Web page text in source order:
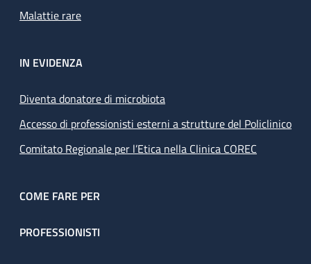
Malattie rare
IN EVIDENZA
Diventa donatore di microbiota
Accesso di professionisti esterni a strutture del Policlinico
Comitato Regionale per l’Etica nella Clinica COREC
COME FARE PER
PROFESSIONISTI